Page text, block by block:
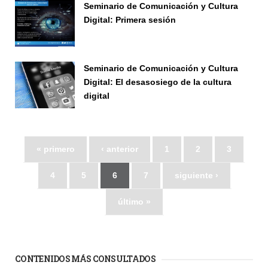
Seminario de Comunicación y Cultura
Digital: Primera sesión
Seminario de Comunicación y Cultura
Digital: El desasosiego de la cultura
digital
« primero ‹ anterior 1 2 3
4 5 6 7 siguiente ›
último »
CONTENIDOS MÁS CONSULTADOS